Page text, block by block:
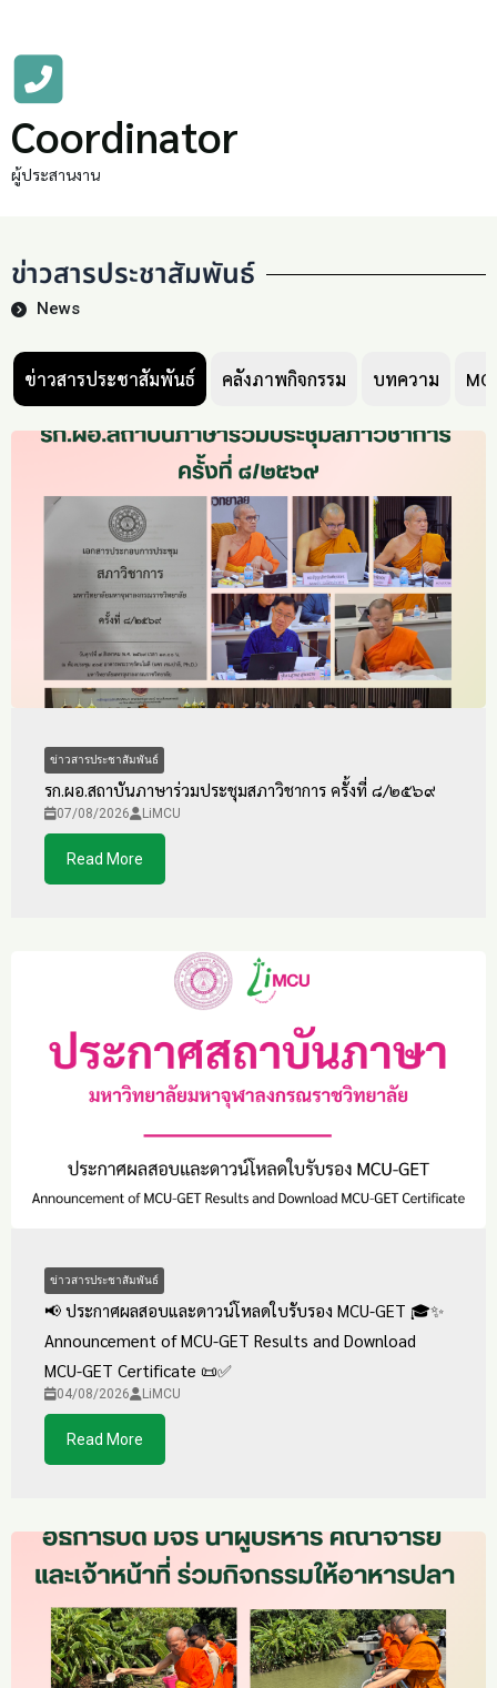
Coordinator
ผู้ประสานงาน
ข่าวสารประชาสัมพันธ์
News
ข่าวสารประชาสัมพันธ์ คลังภาพกิจกรรม บทความ
ข่าวสารประชาสัมพันธ์
รก.ผอ.สถาบันภาษาร่วมประชุมสภาวิชาการ ครั้งที่ ๘/๒๕๖๙
07/08/2026 LiMCU
Read More
ข่าวสารประชาสัมพันธ์
📢 ประกาศผลสอบและดาวน์โหลดใบรับรอง MCU-GET 🎓✨
Announcement of MCU-GET Results and Download
MCU-GET Certificate 📜✅
04/08/2026 LiMCU
Read More